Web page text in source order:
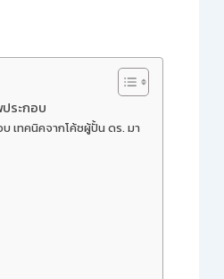
ระกอบ
เทคนิคจากโค้ชผู้ปั้น ดร. มา